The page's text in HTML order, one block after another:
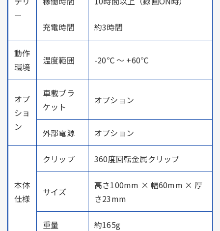
ー
充電時間 約3時間
動作
環境
温度範囲 -20℃ ～ +60℃
オプ
ショ
ン
車載ブラ
ケット
オプション
外部電源 オプション
本体
仕様
クリップ 360度回転金属クリップ
サイズ
高さ100mm × 幅60mm × 厚
さ23mm
重量 約165g